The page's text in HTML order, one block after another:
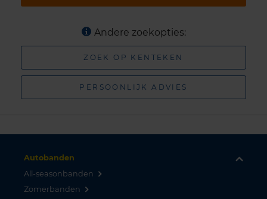
Andere zoekopties:
ZOEK OP KENTEKEN
PERSOONLIJK ADVIES
Autobanden
All-seasonbanden
Zomerbanden